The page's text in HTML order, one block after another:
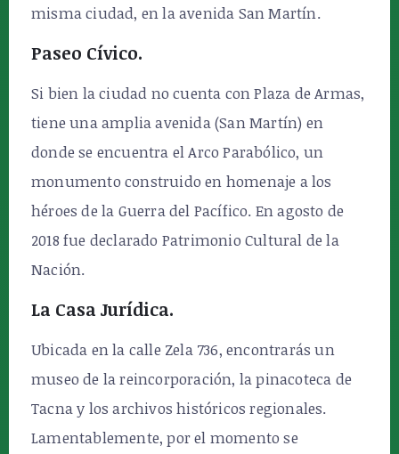
misma ciudad, en la avenida San Martín.
Paseo Cívico.
Si bien la ciudad no cuenta con Plaza de Armas,
tiene una amplia avenida (San Martín) en
donde se encuentra el Arco Parabólico, un
monumento construido en homenaje a los
héroes de la Guerra del Pacífico. En agosto de
2018 fue declarado Patrimonio Cultural de la
Nación.
La Casa Jurídica.
Ubicada en la calle Zela 736, encontrarás un
museo de la reincorporación, la pinacoteca de
Tacna y los archivos históricos regionales.
Lamentablemente, por el momento se